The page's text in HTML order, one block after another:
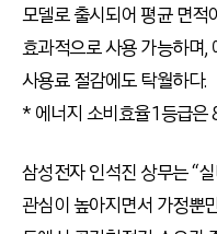
모델로 출시되어 평균 면적
효과적으로 사용 가능하며,
사용료 절감에도 탁월하다.
* 에너지 소비효율 1등급
삼성전자 인석진 상무는 “
관심이 높아지면서 가정뿐